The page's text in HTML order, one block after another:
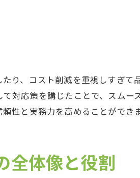
り、コスト削減を重視しすぎ
対応策を講じたことで、スム
性と実務力を高めることができま
全体像と役割